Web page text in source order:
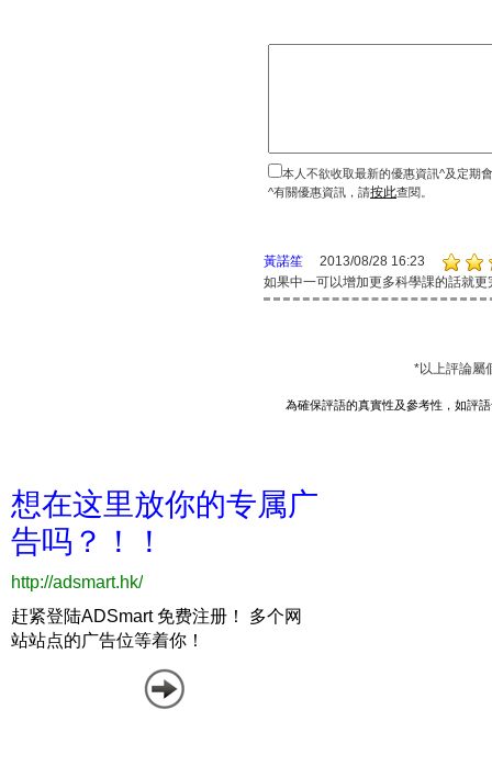
本人不欲收取最新的優惠資訊^及定期
^有關優惠資訊，請按此查閱。
黃諾笙
2013/08/28 16:23
如果中一可以增加更多科學課的話就更
*以上評論屬
為確保評語的真實性及參考性，如評